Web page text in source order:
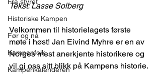
Historiske Kampen
Før og nå
Kampenfolk
Kampenkalenderen
Tekst: Lasse Solberg
Velkommen til historielagets første
møte i høst! Jan Eivind Myhre er en av
Norges mest anerkjente historikere og
vil gi oss sitt blikk på Kampens historie.